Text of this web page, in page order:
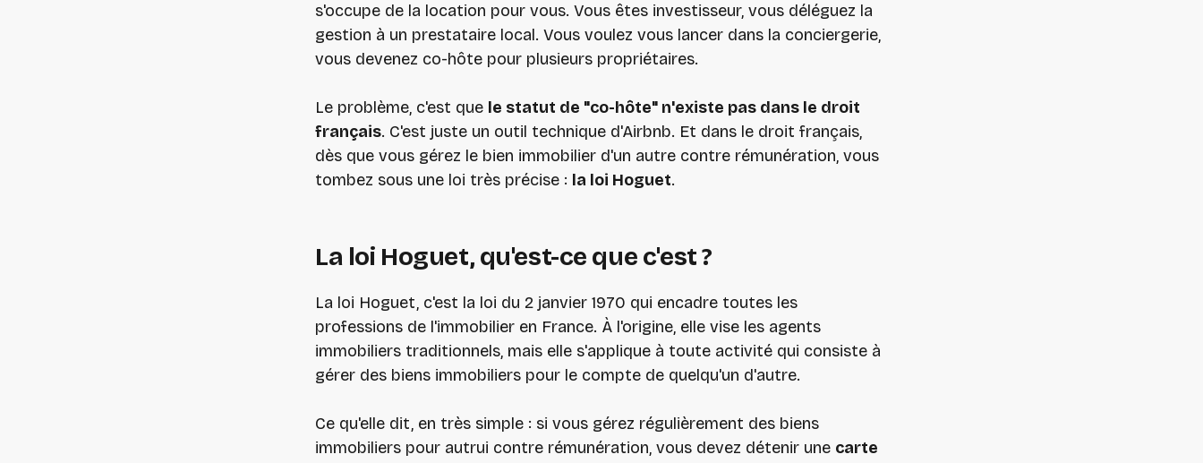
s'occupe de la location pour vous. Vous êtes investisseur, vous déléguez la
gestion à un prestataire local. Vous voulez vous lancer dans la conciergerie,
vous devenez co-hôte pour plusieurs propriétaires.
Le problème, c'est que le statut de "co-hôte" n'existe pas dans le droit
français. C'est juste un outil technique d'Airbnb. Et dans le droit français,
dès que vous gérez le bien immobilier d'un autre contre rémunération, vous
tombez sous une loi très précise : la loi Hoguet.
La loi Hoguet, qu'est-ce que c'est ?
La loi Hoguet, c'est la loi du 2 janvier 1970 qui encadre toutes les
professions de l'immobilier en France. À l'origine, elle vise les agents
immobiliers traditionnels, mais elle s'applique à toute activité qui consiste à
gérer des biens immobiliers pour le compte de quelqu'un d'autre.
Ce qu'elle dit, en très simple : si vous gérez régulièrement des biens
immobiliers pour autrui contre rémunération, vous devez détenir une carte